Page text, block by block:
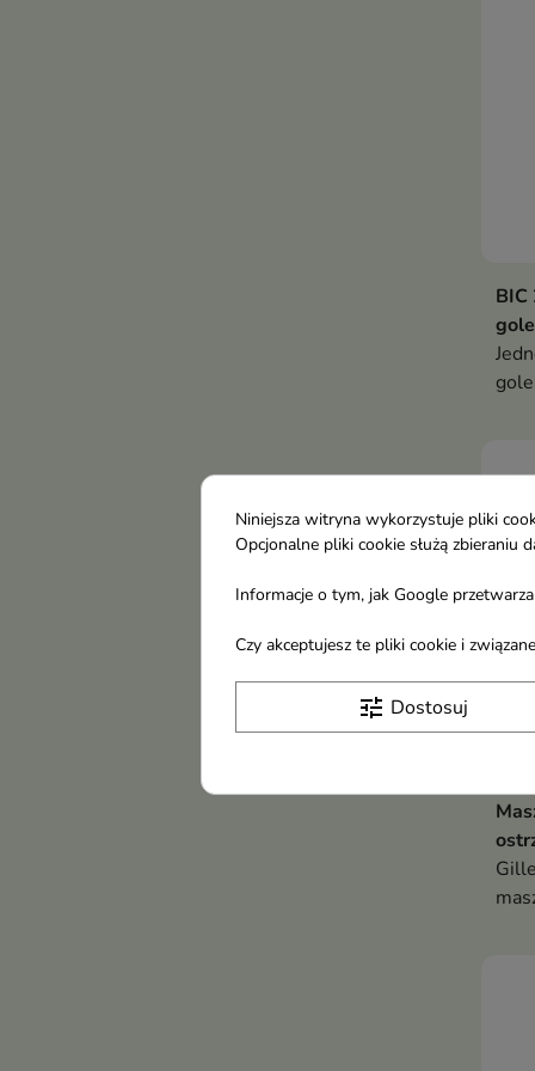
BIC
Niniejsza witryna wykorzystuje pliki
Opcjonalne pliki cookie służą
Informacje o tym, jak Google
Czy akceptujesz te pliki cookie i
tune Dostosuj